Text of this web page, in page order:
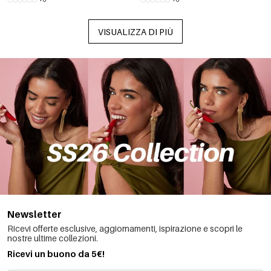
VISUALIZZA DI PIÙ
Newsletter
Ricevi offerte esclusive, aggiornamenti, ispirazione e scopri le
nostre ultime collezioni.
Ricevi un buono da 5€!